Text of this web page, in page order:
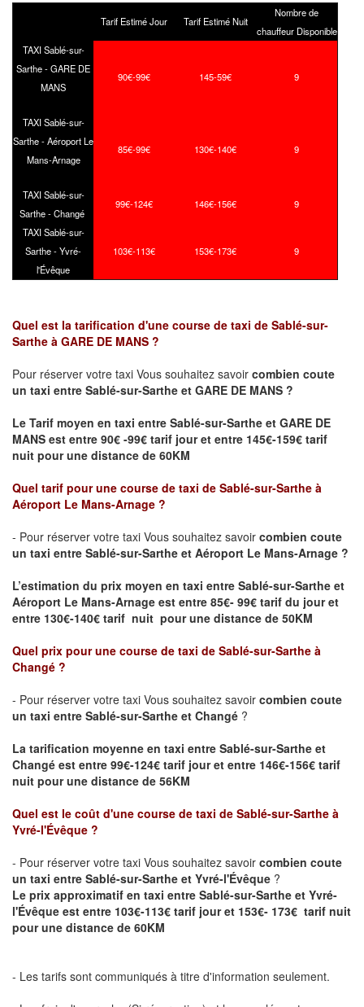
Tarif Estimé Jour Tarif Estimé Nuit
Nombre de
chauffeur Disponible
TAXI Sablé-sur-
Sarthe - GARE DE
MANS
90€-99€ 145-59€ 9
TAXI Sablé-sur-
Sarthe - Aéroport Le
Mans-Arnage
85€-99€ 130€-140€ 9
TAXI Sablé-sur-
Sarthe - Changé
99€-124€ 146€-156€ 9
TAXI Sablé-sur-
Sarthe - Yvré-
l'Évêque
103€-113€ 153€-173€ 9
Quel est la tarification d'une course de taxi de Sablé-sur-
Sarthe à GARE DE MANS ?
Pour réserver votre taxi Vous souhaitez savoir combien coute
un taxi entre Sablé-sur-Sarthe et GARE DE MANS ?
Le Tarif moyen en taxi entre Sablé-sur-Sarthe et GARE DE
MANS est entre 90€ -99€ tarif jour et entre 145€-159€ tarif
nuit pour une distance de 60KM
Quel tarif pour une course de taxi de Sablé-sur-Sarthe à
Aéroport Le Mans-Arnage ?
- Pour réserver votre taxi Vous souhaitez savoir combien coute
un taxi entre Sablé-sur-Sarthe et Aéroport Le Mans-Arnage ?
L’estimation du prix moyen en taxi entre Sablé-sur-Sarthe et
Aéroport Le Mans-Arnage est entre 85€- 99€ tarif du jour et
entre 130€-140€ tarif nuit pour une distance de 50KM
Quel prix pour une course de taxi de Sablé-sur-Sarthe à
Changé ?
- Pour réserver votre taxi Vous souhaitez savoir combien coute
un taxi entre Sablé-sur-Sarthe et Changé ?
La tarification moyenne en taxi entre Sablé-sur-Sarthe et
Changé est entre 99€-124€ tarif jour et entre 146€-156€ tarif
nuit pour une distance de 56KM
Quel est le coût d'une course de taxi de Sablé-sur-Sarthe à
Yvré-l'Évêque ?
- Pour réserver votre taxi Vous souhaitez savoir combien coute
un taxi entre Sablé-sur-Sarthe et Yvré-l'Évêque ?
Le prix approximatif en taxi entre Sablé-sur-Sarthe et Yvré-
l'Évêque est entre 103€-113€ tarif jour et 153€- 173€ tarif nuit
pour une distance de 60KM
- Les tarifs sont communiqués à titre d'information seulement.